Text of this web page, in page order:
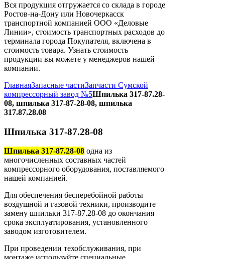
Вся продукция отгружается со склада в городе
Ростов-на-Дону или Новочеркасск
транспортной компанией ООО «Деловые
Линии», стоимость транспортных расходов до
терминала города Покупателя, включена в
стоимость товара. Узнать стоимость
продукции вы можете у менеджеров нашей
компании.
ГлавнаяЗапасные частиЗапчасти Сумской
компрессорный завод №5Шпилька 317-87.28-
08, шпилька 317-87-28-08, шпилька
317.87.28.08
Шпилька 317-87.28-08
Шпилька 317-87.28-08 одна из
многочисленных составных частей
компрессорного оборудования, поставляемого
нашей компанией.
Для обеспечения бесперебойной работы
воздушной и газовой техники, производите
замену шпильки 317-87.28-08 до окончания
срока эксплуатирования, установленного
заводом изготовителем.
При проведении техобслуживания, при